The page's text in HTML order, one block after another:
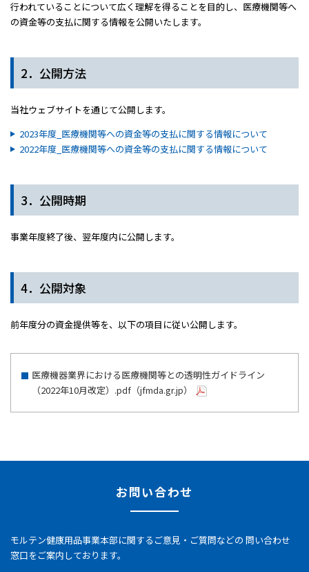
行われていることについて広く理解を得ることを目的し、医療機関等へ
の資金等の支払に関する情報を公開いたします。
2．公開方法
当社ウェブサイトを通じて公開します。
2023年度_医療機関等への資金等の支払に関する情報について
2022年度_医療機関等への資金等の支払に関する情報について
3．公開時期
事業年度終了後、翌年度内に公開します。
4．公開対象
前年度分の資金提供等を、以下の項目に従い公開します。
医療機器業界における医療機関等との透明性ガイドライン
（2022年10月改定）.pdf（jfmda.gr.jp）
お問い合わせ
モルテン健康用品事業本部に関するご意見・ご質問などの 問い合わせ
窓口をご案内しております。